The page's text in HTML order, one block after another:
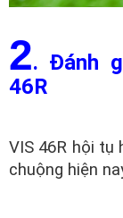
2. Đánh
46R
VIS 46R hội
chuộng hiện